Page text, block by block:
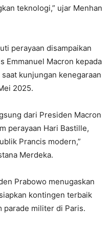
teknologi,” ujar Menhan
perayaan disampaikan
Emmanuel Macron kepada
kunjungan kenegaraan
2025.
dari Presiden Macron
perayaan Hari Bastille,
Prancis modern,”
Merdeka.
Prabowo menugaskan
kontingen terbaik
parade militer di Paris.